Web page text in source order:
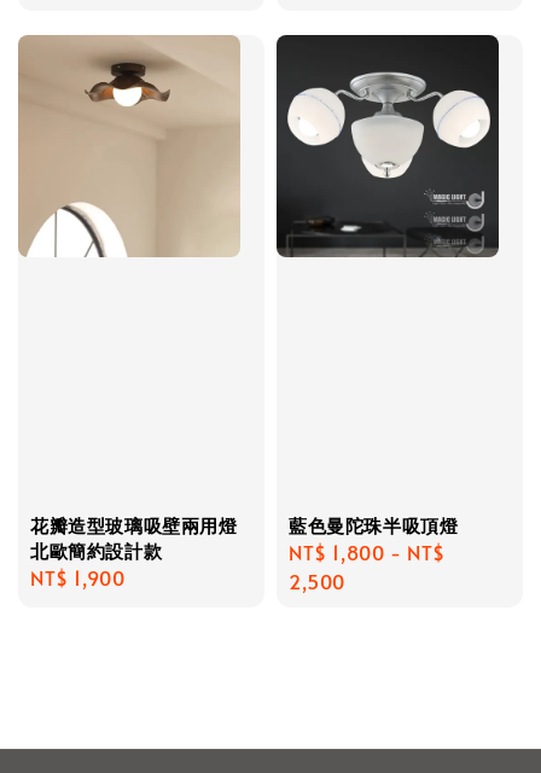
花瓣造型玻璃吸壁兩用燈
北歐簡約設計款
Regular
NT$ 1,900
藍色曼陀珠半吸頂燈
Regular
price
NT$ 1,800 - NT$
2,500